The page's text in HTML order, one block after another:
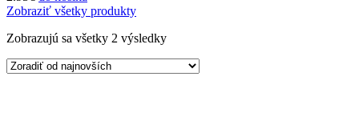
Zobraziť všetky produkty
Zobrazujú sa všetky 2 výsledky